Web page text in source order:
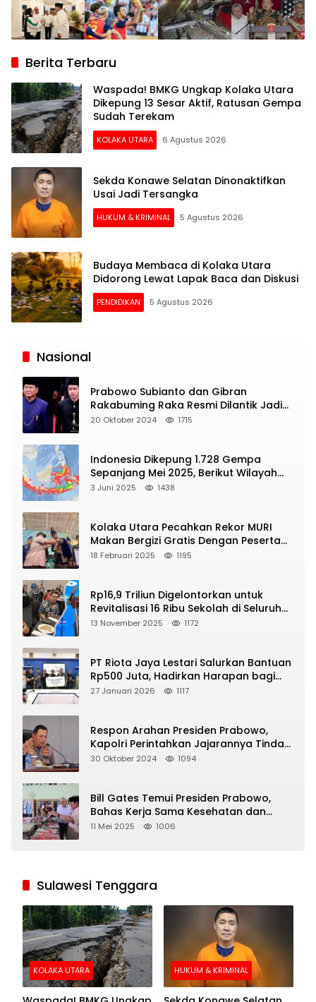
Berita Terbaru
Waspada! BMKG Ungkap Kolaka Utara
Dikepung 13 Sesar Aktif, Ratusan Gempa
Sudah Terekam
KOLAKA UTARA 6 Agustus 2026
Sekda Konawe Selatan Dinonaktifkan
Usai Jadi Tersangka
HUKUM & KRIMINAL 5 Agustus 2026
Budaya Membaca di Kolaka Utara
Didorong Lewat Lapak Baca dan Diskusi
PENDIDIKAN 5 Agustus 2026
Siaran
Nasional
Prabowo Subianto dan Gibran
Rakabuming Raka Resmi Dilantik Jadi
Presiden dan Wapres RI
20 Oktober 2024 1715
Indonesia Dikepung 1.728 Gempa
Sepanjang Mei 2025, Berikut Wilayah
Yang Intens Diguncang!
3 Juni 2025 1438
Kolaka Utara Pecahkan Rekor MURI
Makan Bergizi Gratis Dengan Peserta
Terbanyak
18 Februari 2025 1195
Rp16,9 Triliun Digelontorkan untuk
Revitalisasi 16 Ribu Sekolah di Seluruh
Indonesia
13 November 2025 1172
PT Riota Jaya Lestari Salurkan Bantuan
Rp500 Juta, Hadirkan Harapan bagi
Korban Bencana di Sumatera
27 Januari 2026 1117
Respon Arahan Presiden Prabowo,
Kapolri Perintahkan Jajarannya Tindak
Tegas Pelaku Judi Online
30 Oktober 2024 1094
Bill Gates Temui Presiden Prabowo,
Bahas Kerja Sama Kesehatan dan
Program Makan Bergizi Gratis
11 Mei 2025 1006
Sulawesi Tenggara
KOLAKA UTARA HUKUM & KRIMINAL